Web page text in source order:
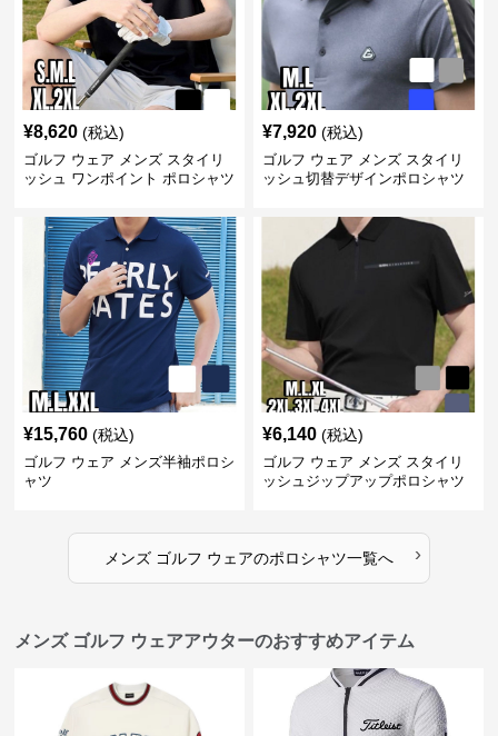
¥8,620 (税込)
ゴルフ ウェア メンズ スタイリ
ッシュ ワンポイント ポロシャツ
¥7,920 (税込)
ゴルフ ウェア メンズ スタイリ
ッシュ切替デザインポロシャツ
¥15,760 (税込)
ゴルフ ウェア メンズ半袖ポロシ
ャツ
¥6,140 (税込)
ゴルフ ウェア メンズ スタイリ
ッシュジップアップポロシャツ
メンズ ゴルフ ウェアのポロシャツ一覧へ ›
メンズ ゴルフ ウェアアウターのおすすめアイテム